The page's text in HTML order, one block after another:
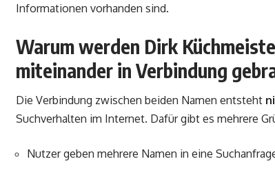
Informationen vorhanden sind.
Warum werden Dirk
miteinander in Verbindung
Die Verbindung zwischen beiden Namen entsteht
Suchverhalten im Internet. Dafür gibt es mehrere
Nutzer geben mehrere Namen in eine